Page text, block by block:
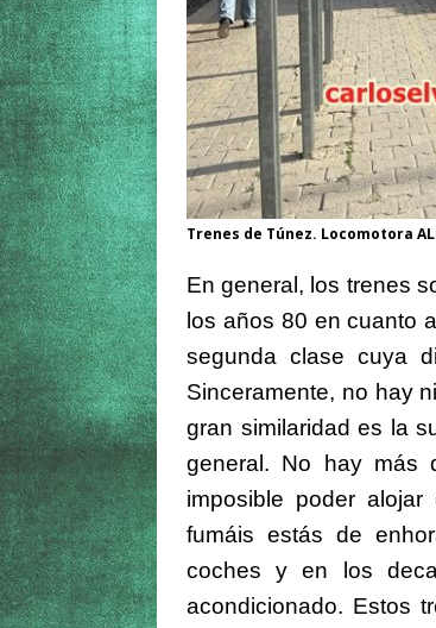
Trenes de Túnez. Locomotora
En general, los trenes
los años 80 en cuanto
segunda clase cuya
Sinceramente, no hay
gran similaridad es la
general. No hay más
imposible poder alojar
fumáis estás de
coches y en los
acondicionado. Estos